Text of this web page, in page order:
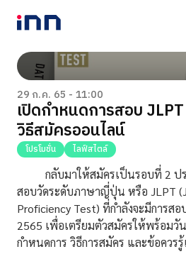
NEWS
ENTERTAINMENT
LIFESTYLE
HOROSCOPE
LOTTERY
VIDEO
ร่วมด้วยช่วยกัน
29 ก.ค. 65 - 11:00
เปิดกำหนดการสอบ
วิธีสมัครออนไลน์
โปรโมชั่น ไลฟ์สไตล์
กลับมาให้สมัครเป็นรอบที่ 2 ปร
สอบวัดระดับภาษาญี่ปุ่น หรือ JLPT
Proficiency Test) ที่กำลังจะมีการส
2565 เพื่อเตรียมตัวสมัครให้พร้อมวั
กำหนดการ วิธีการสมัคร และข้อควร